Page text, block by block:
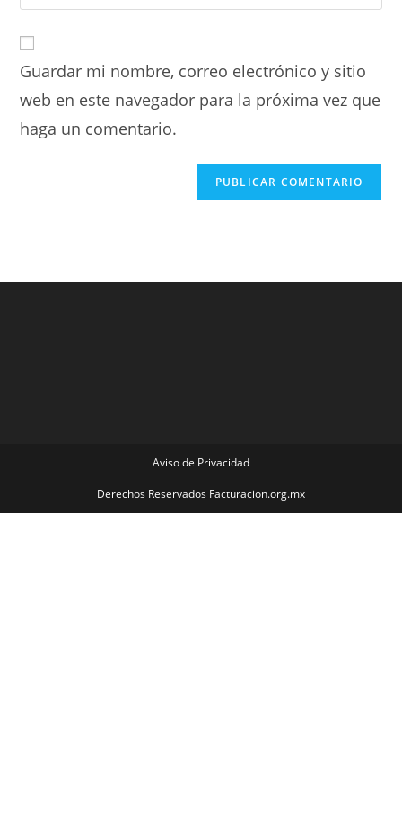
Guardar mi nombre, correo electrónico y sitio
web en este navegador para la próxima vez que
haga un comentario.
Aviso de Privacidad
Derechos Reservados Facturacion.org.mx